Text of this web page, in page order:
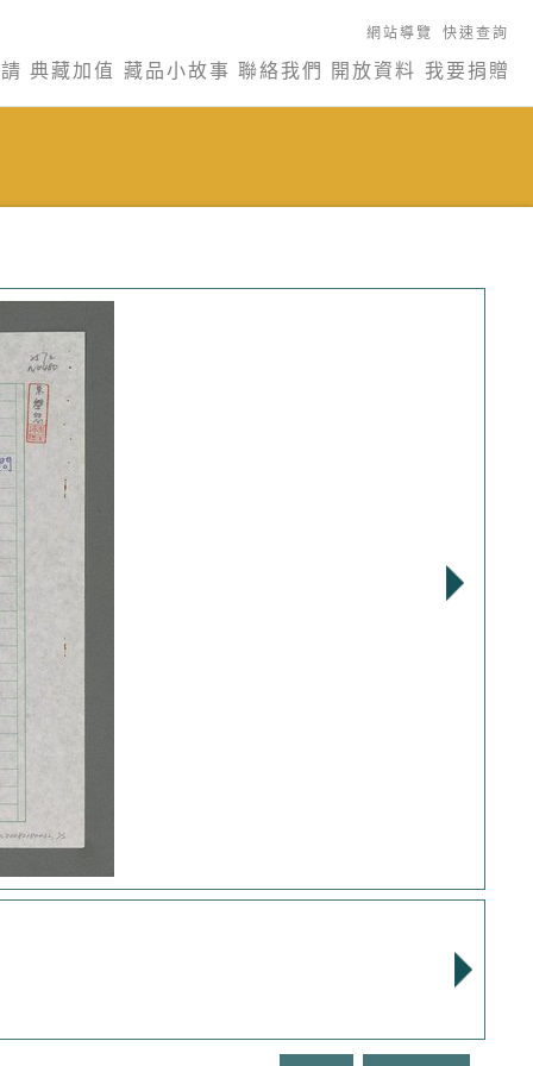
網站導覽 快速查詢
典藏加值 藏品小故事 聯絡我們 開放資料 我要捐贈